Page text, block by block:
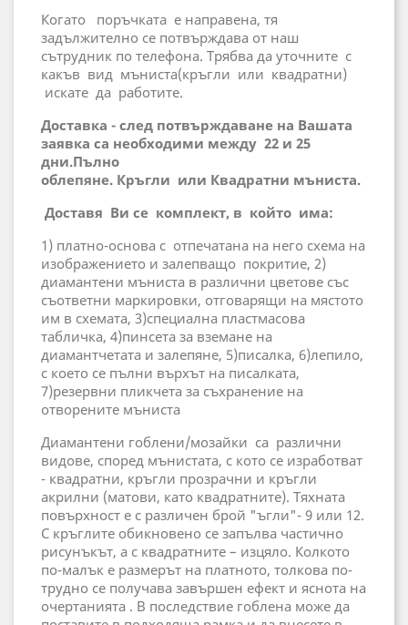
Когато поръчката е направена, тя
задължително се потвърждава от наш
сътрудник по телефона. Трябва да уточните с
какъв вид мъниста(кръгли или квадратни)
искате да работите.
Доставка - след потвърждаване на Вашата
заявка са необходими между 22 и 25
дни.Пълно
облепяне. Кръгли или Квадратни мъниста.
Доставя Ви се комплект, в който има:
1) платно-основа с отпечатана на него схема на
изображението и залепващо покритие, 2)
диамантени мъниста в различни цветове със
съответни маркировки, отговарящи на мястото
им в схемата, 3)специална пластмасова
табличка, 4)пинсета за вземане на
диамантчетата и залепяне, 5)писалка, 6)лепило,
с което се пълни върхът на писалката,
7)резервни пликчета за съхранение на
отворените мъниста
Диамантени гоблени/мозайки са различни
видове, според мънистата, с кото се изработват
- квадратни, кръгли прозрачни и кръгли
акрилни (матови, като квадратните). Тяхната
повърхност е с различен брой "ъгли"- 9 или 12.
С кръглите обикновено се запълва частично
рисунъкът, а с квадратните – изцяло. Колкото
по-малък е размерът на платното, толкова по-
трудно се получава завършен ефект и яснота на
очертанията . В последствие гоблена може да